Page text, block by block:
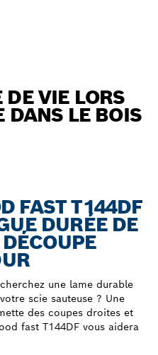
DE VIE LORS
DANS LE BOIS
FAST T144DF
DURÉE DE
une lame durable
scie sauteuse ? Une
des coupes droites et
fast T144DF vous aidera